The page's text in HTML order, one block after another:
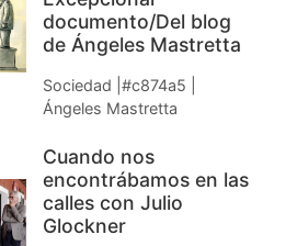
documento/Del blog
de Ángeles Mastretta
Sociedad |#c874a5 |
Ángeles Mastretta
Cuando nos
encontrábamos en las
calles con Julio
Glockner